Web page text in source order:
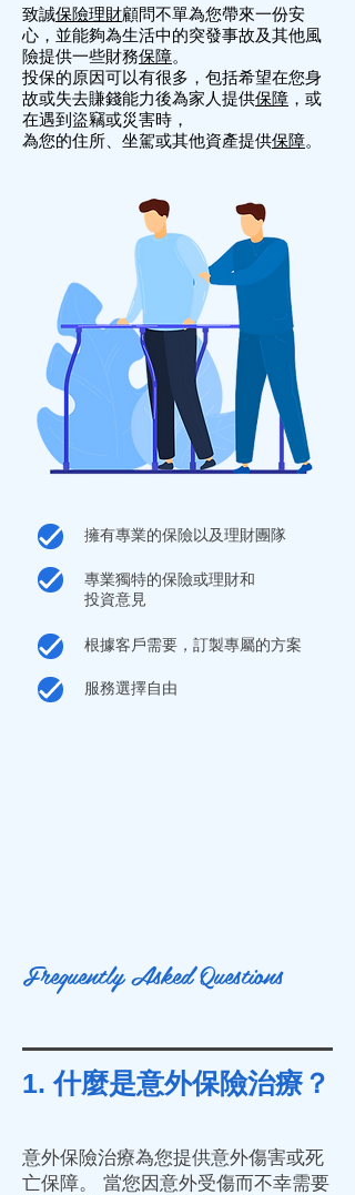
致誠保險理財顧問不單為您帶來一份安
心，並能夠為生活中的突發事故及其他風
險提供一些財務保障。
投保的原因可以有很多，包括希望在您身
故或失去賺錢能力後為家人提供保障 ，或
在遇到盜竊或災害時，
為您的住所、坐駕或其他資產提供保障。
擁有專業的保險以及理財團隊
專業獨特的保險或理財和
投資意見
根據客戶需要，訂製專屬的方案
服務選擇自由
Frequently Asked Questions
1. 什麼是意外保險治療？
意外保險治療為您提供意外傷害或死
亡保障。 當您因意外受傷而不幸需要